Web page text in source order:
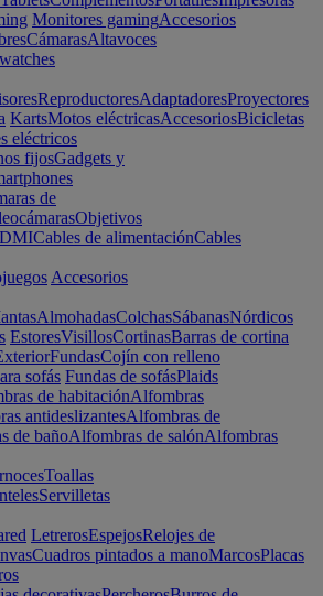
Monitores gamingAccesorios
CámarasAltavoces
ReproductoresAdaptadoresProyectores
KartsMotos eléctricasAccesoriosBicicletas
eléctricos
fijosGadgets y
de
Objetivos
Cables de alimentaciónCables
Accesorios
AlmohadasColchasSábanasNórdicos
EstoresVisillosCortinasBarras de cortina
FundasCojín con relleno
sofás Fundas de sofásPlaids
de habitaciónAlfombras
antideslizantesAlfombras de
de bañoAlfombras de salónAlfombras
Toallas
Servilletas
LetrerosEspejosRelojes de
Cuadros pintados a manoMarcosPlacas